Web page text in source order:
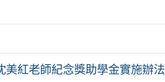
紅老師紀念獎助學金實施辦法